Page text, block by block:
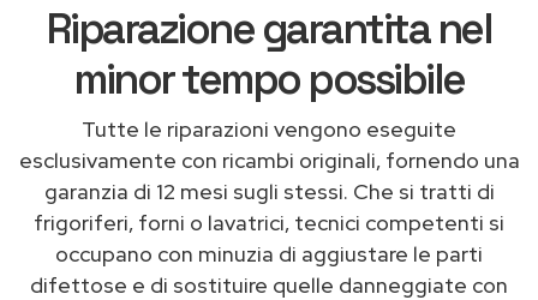
Riparazione garantita nel
minor tempo possibile
Tutte le riparazioni vengono eseguite
esclusivamente con ricambi originali, fornendo una
garanzia di 12 mesi sugli stessi. Che si tratti di
frigoriferi, forni o lavatrici, tecnici competenti si
occupano con minuzia di aggiustare le parti
difettose e di sostituire quelle danneggiate con